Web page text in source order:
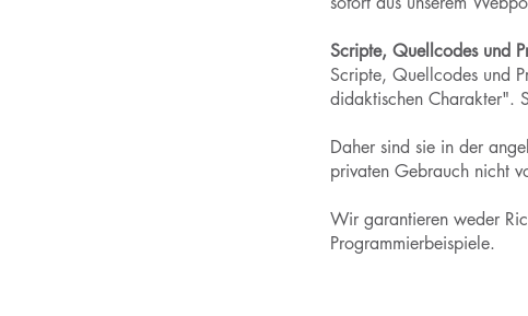
Scripte, Quellcodes und
Scripte, Quellcodes und
didaktischen Charakter".
Daher sind sie in der
privaten Gebrauch nicht
Wir garantieren weder
Programmierbeispiele.